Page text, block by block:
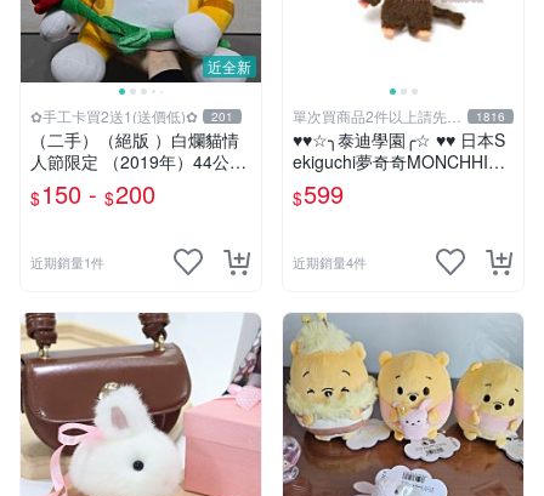
近全新
✿手工卡買2送1(送價低)✿ 201
（二手）（絕版 ）白爛貓情
人節限定 （2019年）44公分
大娃＆雞腿爛
$150 - $200
近期銷量1件
單次買商品2件以上請先詢
問運費
1816
♥♥☆╮泰迪學園╭☆ ♥♥ 日本S
ekiguchi夢奇奇MONCHHICH
I【mini女孩】吊飾(另售男孩)
$599
近期銷量4件